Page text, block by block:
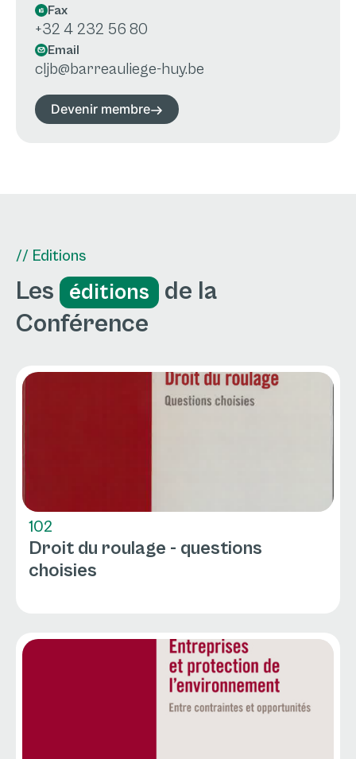
Fax
+32 4 232 56 80
Email
cljb@barreauliege-huy.be
Devenir membre
// Editions
Les éditions
de la
Conférence
102
Droit du roulage - questions
choisies